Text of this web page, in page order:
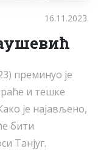
16.11.2023.
преминуо је
и тешке
је најављено,
бити
Танјуг.